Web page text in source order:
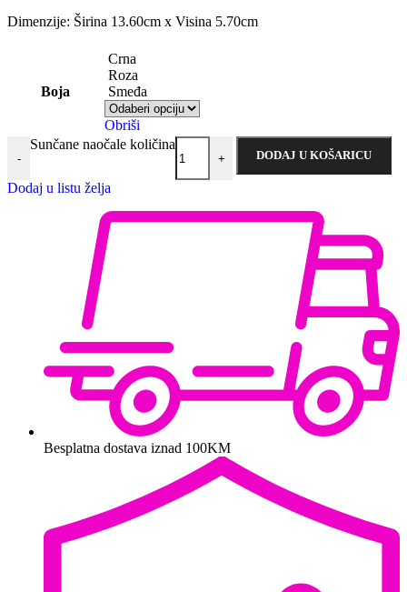
Dimenzije: Širina 13.60cm x Visina 5.70cm
Boja
Crna
Roza
Smeđa
Obriši
-
Sunčane naočale količina
+ DODAJ U KOŠARICU
Dodaj u listu želja
Besplatna dostava iznad 100KM